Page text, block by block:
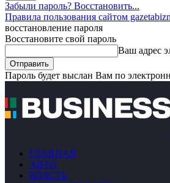
Забыли пароль? Восстановить...
Правила пользования сайтом
восстановление пароля
Восстановите свой пароль
Ваш адрес
Пароль будет выслан Вам по
ГЛАВНАЯ
АВТО
ВЛАСТЬ